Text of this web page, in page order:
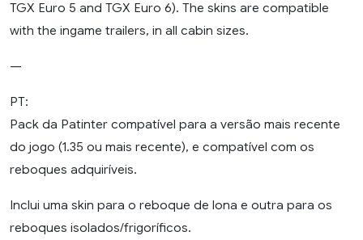
TGX Euro 5 and TGX Euro 6). The skins are compatible
with the ingame trailers, in all cabin sizes.
—
PT:
Pack da Patinter compatível para a versão mais recente
do jogo (1.35 ou mais recente), e compatível com os
reboques adquiríveis.
Inclui uma skin para o reboque de lona e outra para os
reboques isolados/frigoríficos.